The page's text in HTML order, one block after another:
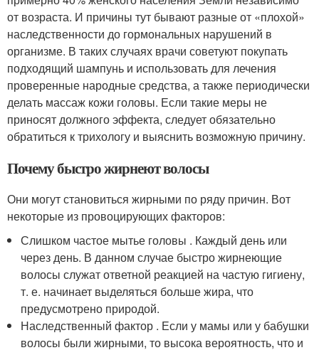
от возраста. И причины тут бывают разные от «плохой»
наследственности до гормональных нарушений в
организме. В таких случаях врачи советуют покупать
подходящий шампунь и использовать для лечения
проверенные народные средства, а также периодически
делать массаж кожи головы. Если такие меры не
приносят должного эффекта, следует обязательно
обратиться к трихологу и выяснить возможную причину.
Почему быстро жирнеют волосы
Они могут становиться жирными по ряду причин. Вот
некоторые из провоцирующих факторов:
Слишком частое мытье головы . Каждый день или
через день. В данном случае быстро жирнеющие
волосы служат ответной реакцией на частую гигиену,
т. е. начинает выделяться больше жира, что
предусмотрено природой.
Наследственный фактор . Если у мамы или у бабушки
волосы были жирными, то высока вероятность, что и